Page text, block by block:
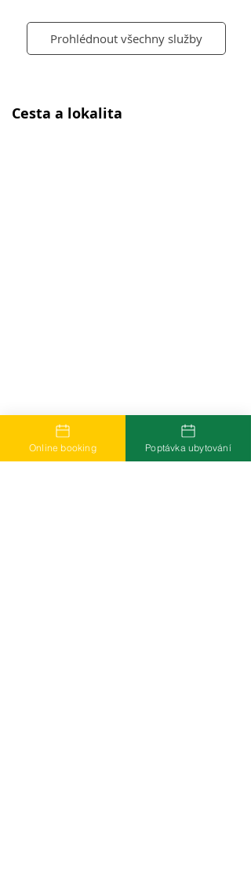
Prohlédnout všechny služby
Cesta a lokalita
Více informací k odebírání novinek přes
Online booking Poptávka ubytování